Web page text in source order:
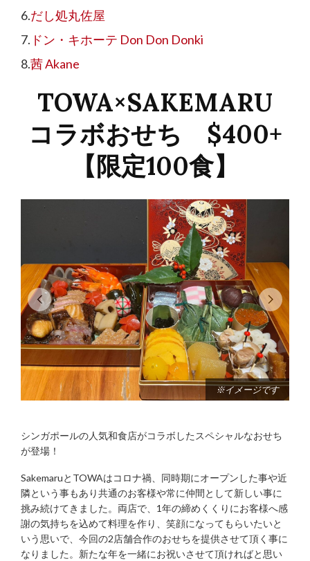
だし処丸佐屋
ドン・キホーテ Don Don Donki
茜 Akane
TOWA×SAKEMARU
コラボおせち $400+
【限定100食】
※イメージです
シンガポールの人気和食店がコラボしたスペシャルなおせち
が登場！
SakemaruとTOWAはコロナ禍、同時期にオープンした事や近
隣という事もあり共通のお客様や常に仲間として新しい事に
挑み続けてきました。両店で、1年の締めくくりにお客様へ感
謝の気持ちを込めて料理を作り、笑顔になってもらいたいと
いう思いで、今回の2店舗合作のおせちを提供させて頂く事に
なりました。新たな年を一緒にお祝いさせて頂ければと思い